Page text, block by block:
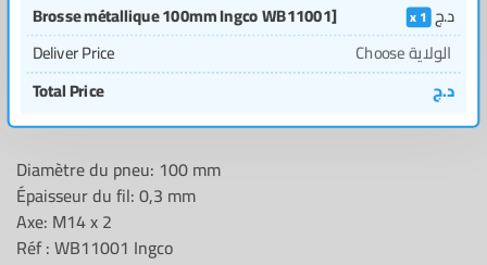
Brosse métallique 100mm Ingco WB11001] 1 د.ج
Deliver Price
Choose الولاية
Total Price
د.ج
Diamètre du pneu: 100 mm
Épaisseur du fil: 0,3 mm
Axe: M14 x 2
Réf : WB11001 Ingco